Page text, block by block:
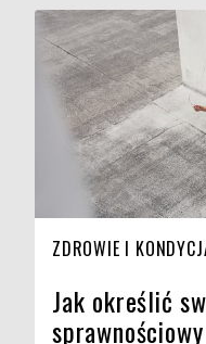
ZDROWIE I
Jak określić